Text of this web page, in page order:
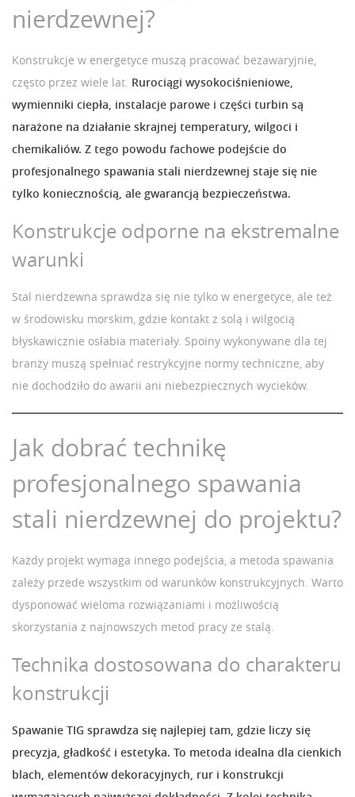
nierdzewnej?
Konstrukcje w energetyce muszą pracować bezawaryjnie,
często przez wiele lat. Rurociągi wysokociśnieniowe,
wymienniki ciepła, instalacje parowe i części turbin są
narażone na działanie skrajnej temperatury, wilgoci i
chemikaliów. Z tego powodu fachowe podejście do
profesjonalnego spawania stali nierdzewnej staje się nie
tylko koniecznością, ale gwarancją bezpieczeństwa.
Konstrukcje odporne na ekstremalne
warunki
Stal nierdzewna sprawdza się nie tylko w energetyce, ale też
w środowisku morskim, gdzie kontakt z solą i wilgocią
błyskawicznie osłabia materiały. Spoiny wykonywane dla tej
branży muszą spełniać restrykcyjne normy techniczne, aby
nie dochodziło do awarii ani niebezpiecznych wycieków.
Jak dobrać technikę
profesjonalnego spawania
stali nierdzewnej do projektu?
Każdy projekt wymaga innego podejścia, a metoda spawania
zależy przede wszystkim od warunków konstrukcyjnych. Warto
dysponować wieloma rozwiązaniami i możliwością
skorzystania z najnowszych metod pracy ze stalą.
Technika dostosowana do charakteru
konstrukcji
Spawanie TIG sprawdza się najlepiej tam, gdzie liczy się
precyzja, gładkość i estetyka. To metoda idealna dla cienkich
blach, elementów dekoracyjnych, rur i konstrukcji